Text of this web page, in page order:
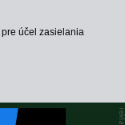
pre účel zasielania